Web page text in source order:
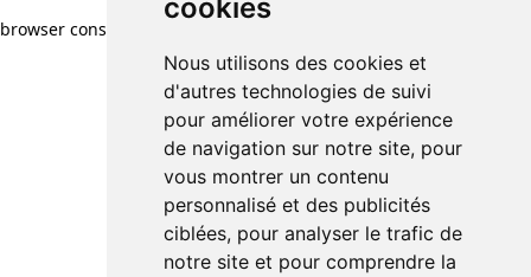
cookies
Nous utilisons des cookies et
d'autres technologies de suivi
pour améliorer votre expérience
de navigation sur notre site, pour
vous montrer un contenu
personnalisé et des publicités
ciblées, pour analyser le trafic de
notre site et pour comprendre la
browser console for more information)